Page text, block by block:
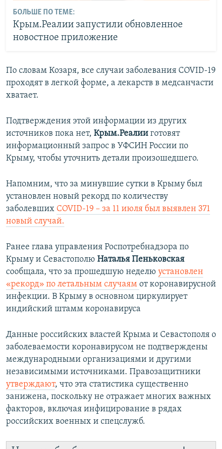
БОЛЬШЕ ПО ТЕМЕ:
Крым.Реалии запустили обновленное
новостное приложение
По словам Козаря, все случаи заболевания COVID-19
проходят в легкой форме, а лекарств в медсанчасти
хватает.
Подтверждения этой информации из других
источников пока нет, Крым.Реалии готовят
информационный запрос в УФСИН России по
Крыму, чтобы уточнить детали произошедшего.
Напомним, что за минувшие сутки в Крыму был
установлен новый рекорд по количеству
заболевших COVID-19 – за 11 июля был выявлен 371
новый случай.
Ранее глава управления Роспотребнадзора по
Крыму и Севастополю Наталья Пеньковская
сообщала, что за прошедшую неделю установлен
«рекорд» по летальным случаям от коронавирусной
инфекции. В Крыму в основном циркулирует
индийский штамм коронавируса
Данные российских властей Крыма и Севастополя о
заболеваемости коронавирусом не подтверждены
международными организациями и другими
независимыми источниками. Правозащитники
утверждают, что эта статистика существенно
занижена, поскольку не отражает многих важных
факторов, включая инфицирование в рядах
российских военных и спецслужб.